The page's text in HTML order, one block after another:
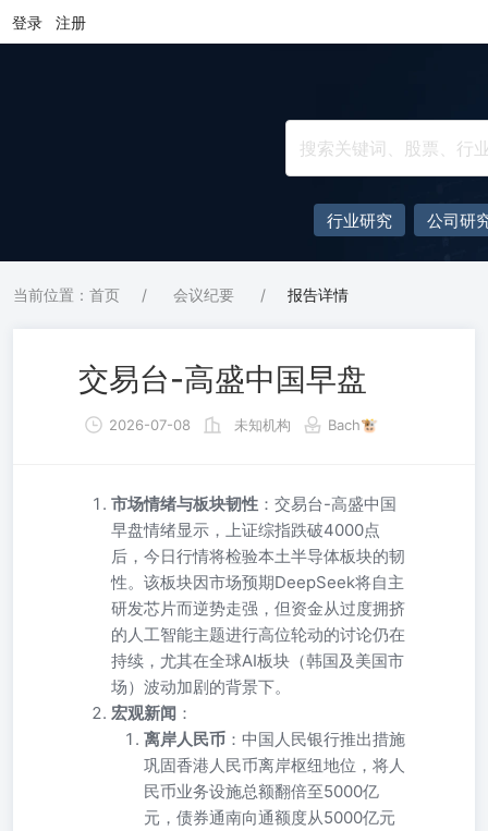
登录 注册
行业研究 公司研
当前位置：首页 / 会议纪要 / 报告详情
交易台-高盛中国早盘
2026-07-08 未知机构 Bach🐮
市场情绪与板块韧性 ：交易台-高盛中国
早盘情绪显示，上证综指跌破4000点
后，今日行情将检验本土半导体板块的韧
性。该板块因市场预期DeepSeek将自主
研发芯片而逆势走强，但资金从过度拥挤
的人工智能主题进行高位轮动的讨论仍在
持续，尤其在全球AI板块（韩国及美国市
场）波动加剧的背景下。
宏观新闻 ：
离岸人民币 ：中国人民银行推出措施
巩固香港人民币离岸枢纽地位，将人
民币业务设施总额翻倍至5000亿
元，债券通南向通额度从5000亿元